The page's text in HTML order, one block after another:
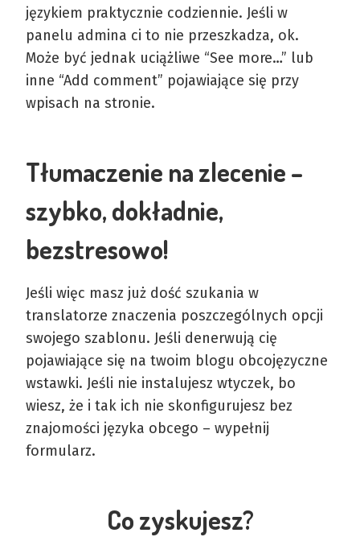
językiem praktycznie codziennie. Jeśli w
panelu admina ci to nie przeszkadza, ok.
Może być jednak uciążliwe “See more…” lub
inne “Add comment” pojawiające się przy
wpisach na stronie.
Tłumaczenie na zlecenie –
szybko, dokładnie,
bezstresowo!
Jeśli więc masz już dość szukania w
translatorze znaczenia poszczególnych opcji
swojego szablonu. Jeśli denerwują cię
pojawiające się na twoim blogu obcojęzyczne
wstawki. Jeśli nie instalujesz wtyczek, bo
wiesz, że i tak ich nie skonfigurujesz bez
znajomości języka obcego – wypełnij
formularz.
Co zyskujesz?